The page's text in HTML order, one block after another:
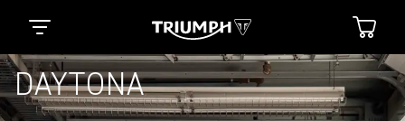
DAYTONA